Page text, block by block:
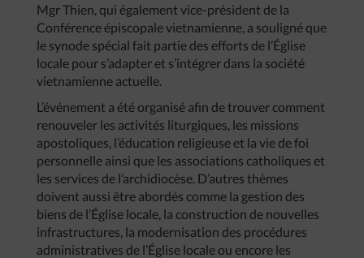
Mgr Thien, qui également vice-président de la
Conférence épiscopale vietnamienne, a souligné que
le synode spécial fait partie des efforts de l’Église
locale pour s’adapter et s’intégrer dans la société
vietnamienne actuelle.
L’événement a été organisé afin de trouver comment
renouveler les activités liturgiques, les missions
apostoliques, l’éducation religieuse et la vie de foi
personnelle ainsi que les associations catholiques et
les services de l’archidiocèse. D’autres thèmes
doivent aussi être abordés comme la gestion des
biens de l’Église locale, la construction de nouvelles
infrastructures, la modernisation des procédures
administratives de l’Église locale ou encore les